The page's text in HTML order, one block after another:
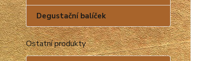
Degustační balíček
Ostatní produkty